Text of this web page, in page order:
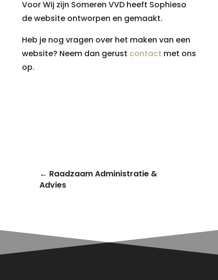
Voor Wij zijn Someren VVD heeft Sophieso
de website ontworpen en gemaakt.
Heb je nog vragen over het maken van een
website? Neem dan gerust contact met ons
op.
← Raadzaam Administratie &
Advies